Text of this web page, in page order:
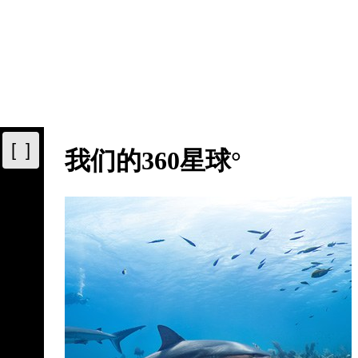
[ ] 我们的360星球°